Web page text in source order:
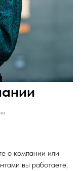
о компании или
вы работаете,